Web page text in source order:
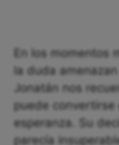
En los momentos
la duda
Jonatán nos
puede convertirse
esperanza. Su
parecía